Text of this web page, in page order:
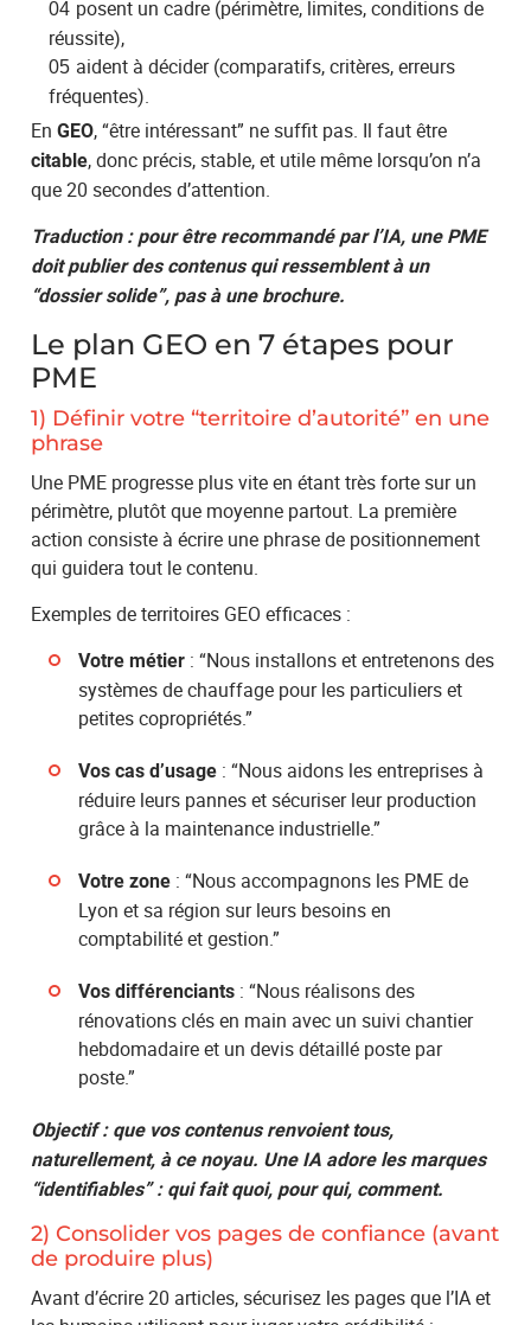
posent un cadre (périmètre, limites, conditions de
réussite),
aident à décider (comparatifs, critères, erreurs
fréquentes).
EnGEO, “être intéressant” ne suffit pas. Il faut être
citable, donc précis, stable, et utile même lorsqu’on n’a
que 20 secondes d’attention.
Traduction : pour être recommandé par l’IA, une PME
doit publier des contenus qui ressemblent à un
“dossier solide”, pas à une brochure.
Le plan GEO en 7 étapes pour
PME
1) Définir votre “territoire d’autorité” en une
phrase
Une PME progresse plus vite en étant très forte sur un
périmètre, plutôt que moyenne partout. La première
action consiste à écrire une phrase de positionnement
qui guidera tout le contenu.
Exemples de territoires GEO efficaces :
Votre métier : “Nous installons et entretenons des
systèmes de chauffage pour les particuliers et
petites copropriétés.”
Vos cas d’usage : “Nous aidons les entreprises à
réduire leurs pannes et sécuriser leur production
grâce à la maintenance industrielle.”
Votre zone : “Nous accompagnons les PME de
Lyon et sa région sur leurs besoins en
comptabilité et gestion.”
Vos différenciants : “Nous réalisons des
rénovations clés en main avec un suivi chantier
hebdomadaire et un devis détaillé poste par
poste.”
Objectif : que vos contenus renvoient tous,
naturellement, à ce noyau. Une IA adore les marques
“identifiables” : qui fait quoi, pour qui, comment.
2) Consolider vos pages de confiance (avant
de produire plus)
Avant d’écrire 20 articles, sécurisez les pages que l’IA et